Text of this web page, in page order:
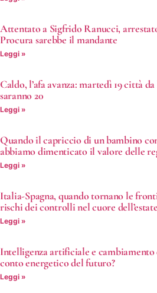
Attentato a Sigfrido Ranucci,
Procura sarebbe il mandante
Leggi »
Caldo, l’afa avanza: martedì 19 città
saranno 20
Leggi »
Quando il capriccio di un bambino
abbiamo dimenticato il valore delle
Leggi »
Italia-Spagna, quando tornano le
rischi dei controlli nel cuore dell’estate
Leggi »
Intelligenza artificiale e
conto energetico del futuro?
Leggi »